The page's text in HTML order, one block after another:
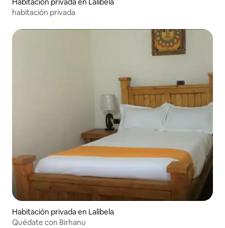
habitación privada
Habitación privada en Lalibela
Quédate con Birhanu